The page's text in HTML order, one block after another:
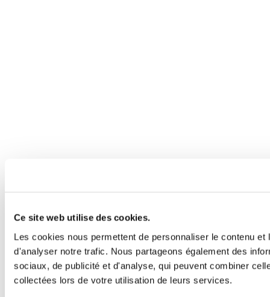
Ce site web utilise des cookies.
Les cookies nous permettent de personnaliser le contenu
d'analyser notre trafic. Nous partageons également des
sociaux, de publicité et d'analyse, qui peuvent combiner
collectées lors de votre utilisation de leurs services.